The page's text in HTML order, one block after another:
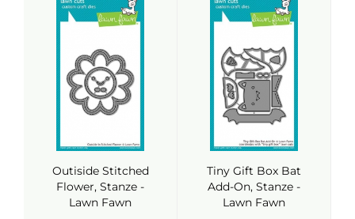
Outiside Stitched
Flower, Stanze -
Lawn Fawn
Tiny Gift Box Bat
Add-On, Stanze -
Lawn Fawn